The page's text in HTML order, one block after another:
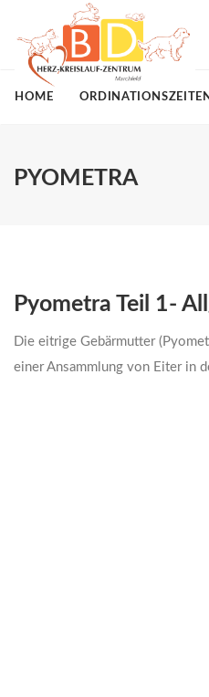
HOME ORDINATIONSZEITEN
PYOMETRA
Pyometra Teil 1-
Die eitrige Gebärmutter
einer Ansammlung von Eiter in